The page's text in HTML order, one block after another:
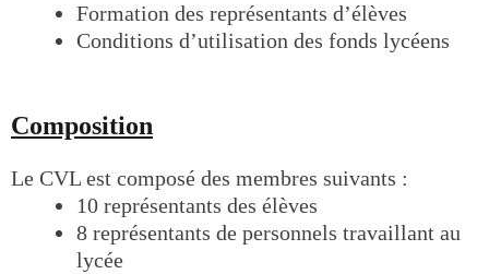
Formation des représentants d’élèves
Conditions d’utilisation des fonds lycéens
Composition
Le CVL est composé des membres suivants :
10 représentants des élèves
8 représentants de personnels travaillant au
lycée